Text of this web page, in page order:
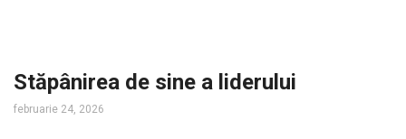
Stăpânirea de sine a liderului
februarie 24, 2026